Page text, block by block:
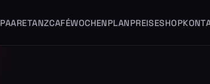
PAARETANZCAFÉWOCHENPLANPREISESHOP